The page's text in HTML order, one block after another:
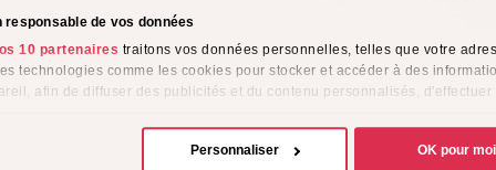
responsable de vos données
10 partenaires traitons vos données personnelles, telles que votre
technologies comme les cookies pour stocker et accéder à des
afin de diffuser des publicités et du contenu personnalisés, d'effectuer
favorisant ainsi le développement de services. Vous avez le choix quant
de vos données et à leurs finalités. Vous pouvez modifier ou retirer votre
Personnaliser OK pour moi
vestimentaire :